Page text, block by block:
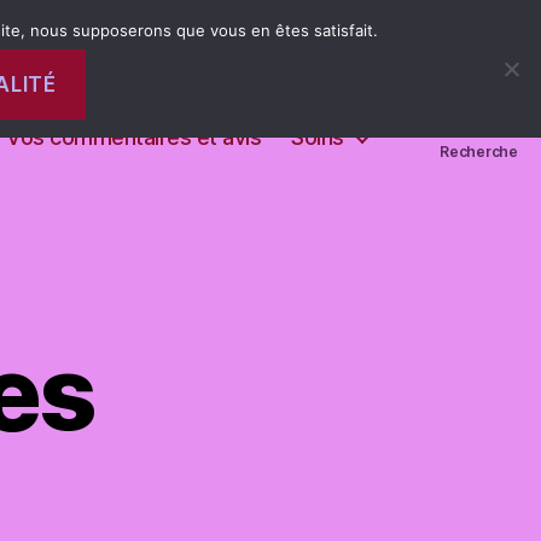
Vos commentaires et avis
Soins
Recherche
nous supposerons que vous en êtes satisfait.